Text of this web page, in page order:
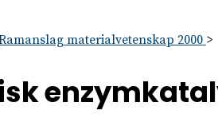
materialvetenskap 2000